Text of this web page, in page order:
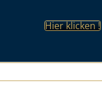
Hier klicken !